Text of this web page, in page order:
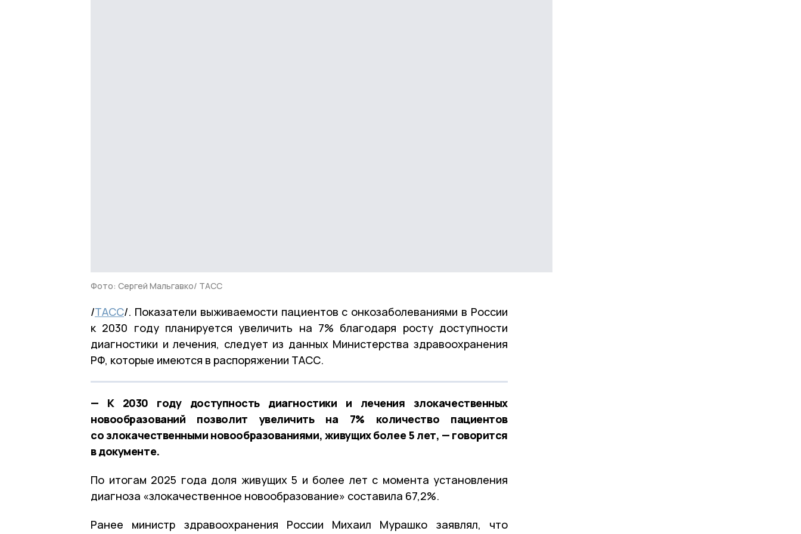
Фото: Сергей Мальгавко/ ТАСС
/ТАСС/. Показатели выживаемости пациентов с онкозаболеваниями в России
к 2030 году планируется увеличить на 7% благодаря росту доступности
диагностики и лечения, следует из данных Министерства здравоохранения
РФ, которые имеются в распоряжении ТАСС.
— К 2030 году доступность диагностики и лечения злокачественных
новообразований позволит увеличить на 7% количество пациентов
со злокачественными новообразованиями, живущих более 5 лет, — говорится
в документе.
По итогам 2025 года доля живущих 5 и более лет с момента установления
диагноза «злокачественное новообразование» составила 67,2%.
Ранее министр здравоохранения России Михаил Мурашко заявлял, что